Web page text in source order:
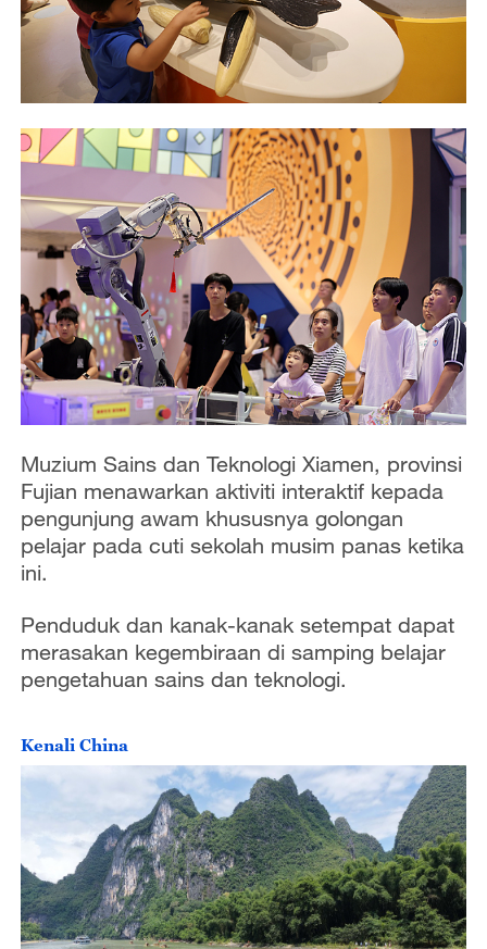
Muzium Sains dan Teknologi Xiamen, provinsi
Fujian menawarkan aktiviti interaktif kepada
pengunjung awam khususnya golongan
pelajar pada cuti sekolah musim panas ketika
ini.
Penduduk dan kanak-kanak setempat dapat
merasakan kegembiraan di samping belajar
pengetahuan sains dan teknologi.
Kenali China